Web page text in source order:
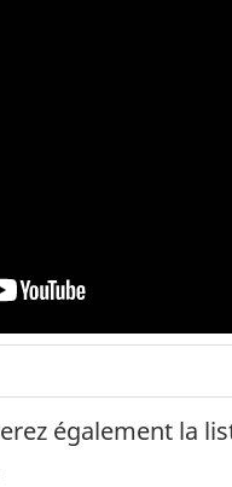
également la